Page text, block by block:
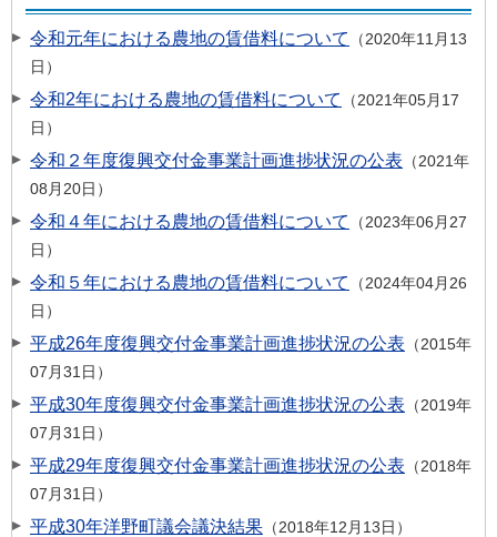
令和元年における農地の賃借料について
2020年11月13
日
令和2年における農地の賃借料について
2021年05月17
日
令和２年度復興交付金事業計画進捗状況の公表
2021年
08月20日
令和４年における農地の賃借料について
2023年06月27
日
令和５年における農地の賃借料について
2024年04月26
日
平成26年度復興交付金事業計画進捗状況の公表
2015年
07月31日
平成30年度復興交付金事業計画進捗状況の公表
2019年
07月31日
平成29年度復興交付金事業計画進捗状況の公表
2018年
07月31日
平成30年洋野町議会議決結果 2018年12月13日